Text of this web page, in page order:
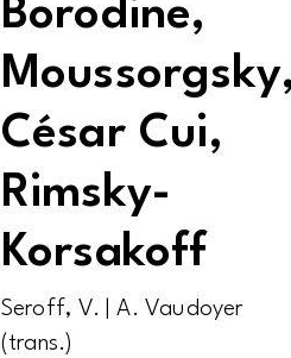
Borodine,
César Cui,
Rimsky-
Korsakoff
Seroff, V. | A. Vaudoyer
(trans.)